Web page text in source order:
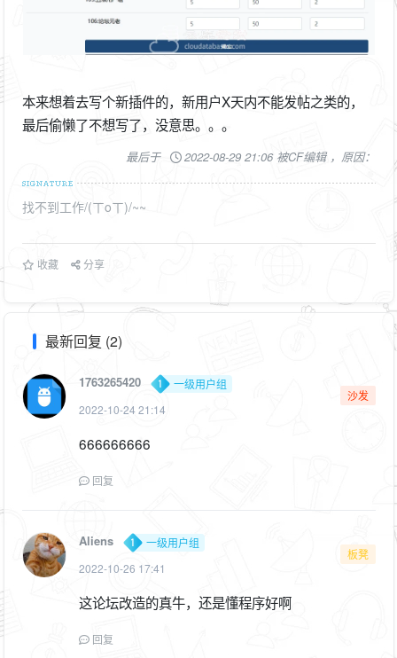
本来想着去写个新插件的，新用户X天内不能发帖之类的，
最后偷懒了不想写了，没意思。。。
最后于 2022-08-29 21:06 被CF编辑 ，原因：
找不到工作/(ㄒoㄒ)/~~
收藏 分享
最新回复 (2)
1763265420
一级用户组
2022-10-24 21:14
沙发
666666666
回复
Aliens
一级用户组
2022-10-26 17:41
板凳
这论坛改造的真牛，还是懂程序好啊
回复